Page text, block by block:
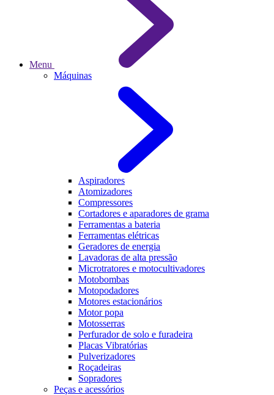
Menu
Máquinas
Aspiradores
Atomizadores
Compressores
Cortadores e aparadores de grama
Ferramentas a bateria
Ferramentas elétricas
Geradores de energia
Lavadoras de alta pressão
Microtratores e motocultivadores
Motobombas
Motopodadores
Motores estacionários
Motor popa
Motosserras
Perfurador de solo e furadeira
Placas Vibratórias
Pulverizadores
Roçadeiras
Sopradores
Peças e acessórios